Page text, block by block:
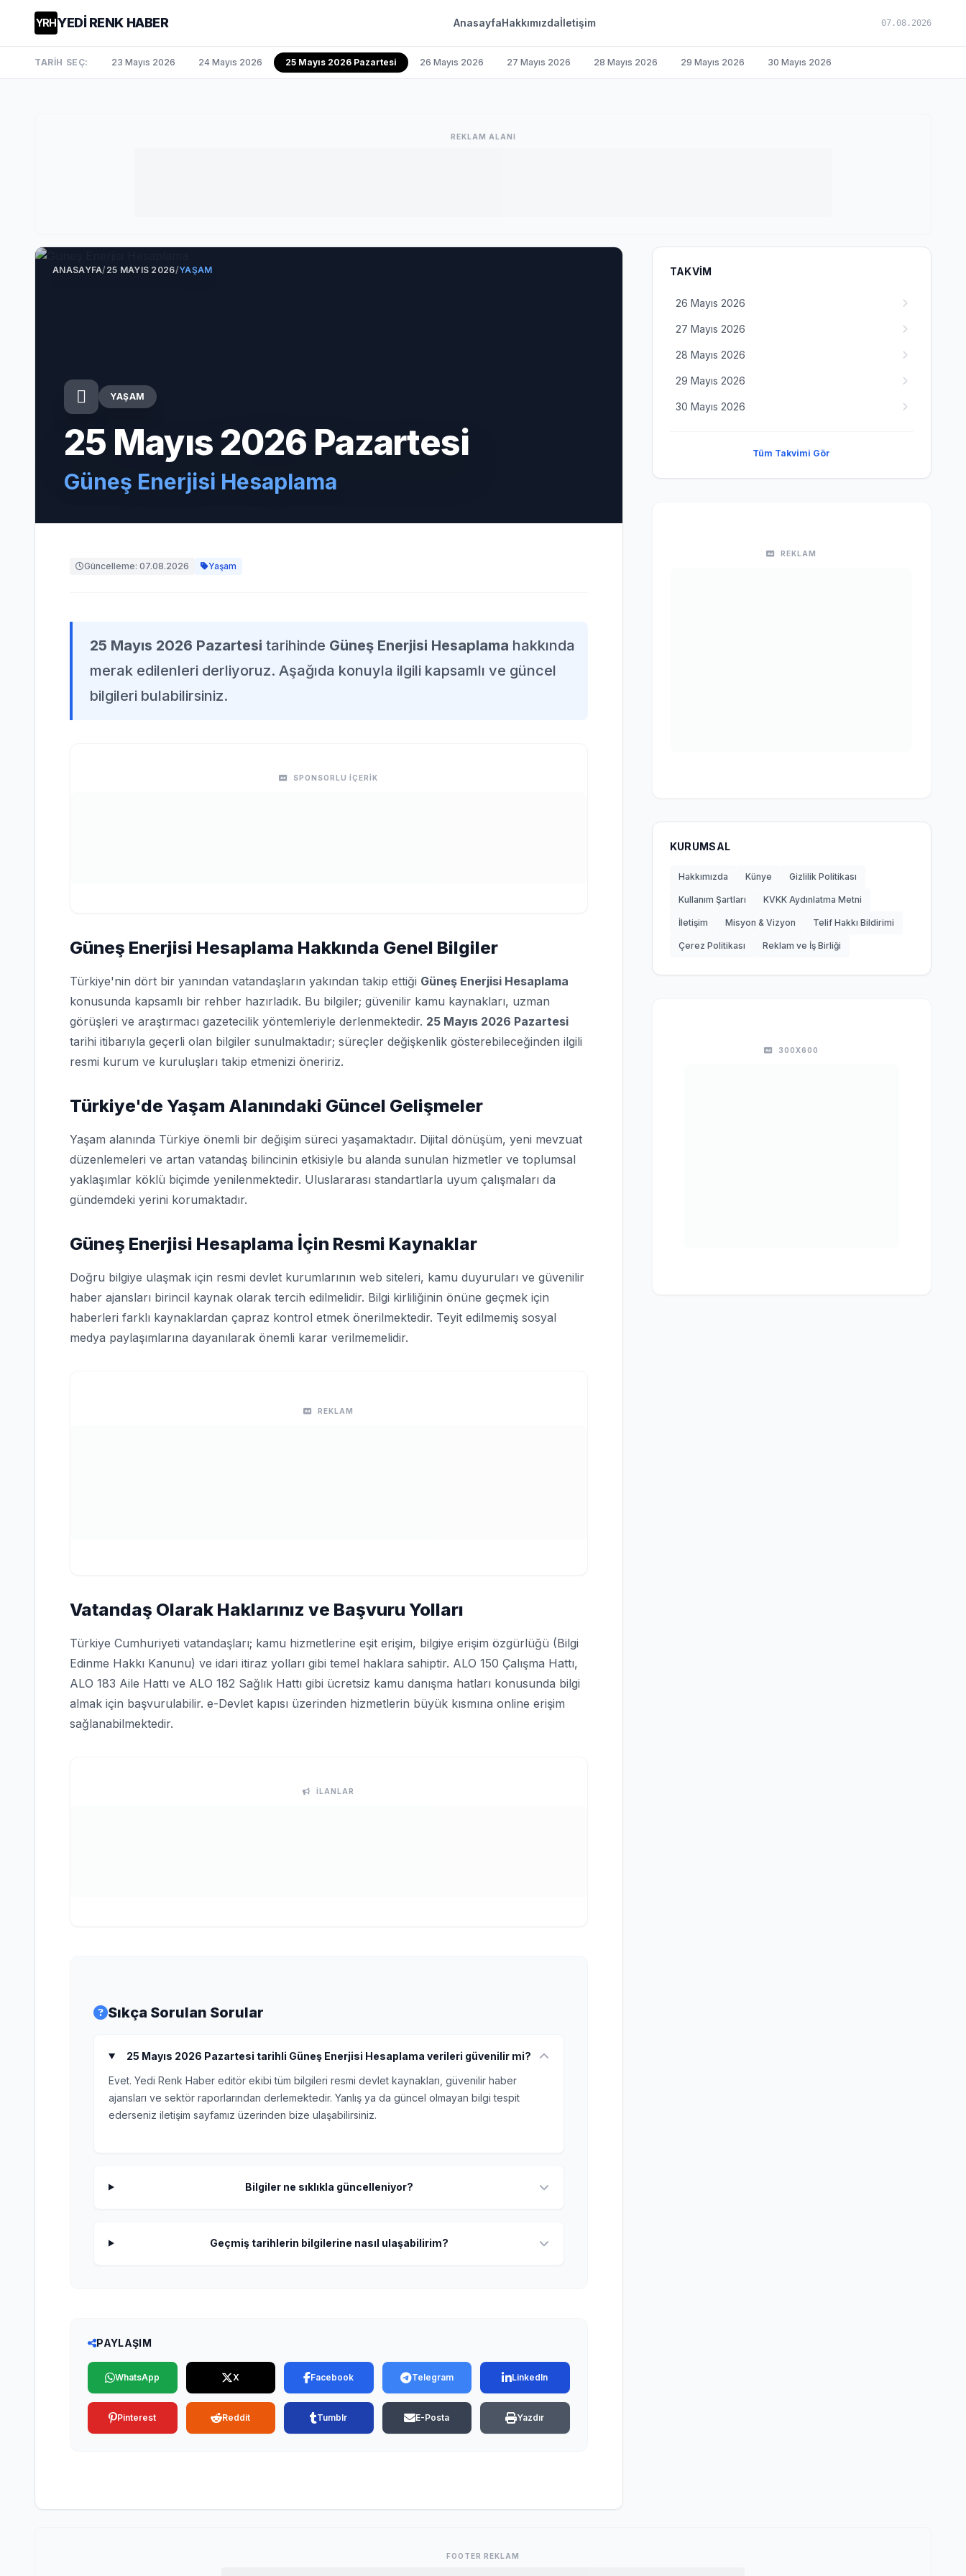
YRHYEDİ RENK HABER AnasayfaHakkımızdaİletişim 07.08.2026
TARİH SEÇ: 23 Mayıs 2026 24 Mayıs 2026 25 Mayıs 2026 Pazartesi 26 Mayıs 2026 27 Mayıs 2026 28 Mayıs 2026 29 Mayıs 2026 30 Mayıs 2026
REKLAM ALANI
ANASAYFA/25 MAYIS 2026/YAŞAM
YAŞAM
25 Mayıs 2026 Pazartesi
Güneş Enerjisi Hesaplama
Güncelleme: 07.08.2026 Yaşam
25 Mayıs 2026 Pazartesi tarihinde Güneş Enerjisi Hesaplama hakkında
merak edilenleri derliyoruz. Aşağıda konuyla ilgili kapsamlı ve güncel
bilgileri bulabilirsiniz.
SPONSORLU İÇERİK
Güneş Enerjisi Hesaplama Hakkında Genel Bilgiler
Türkiye'nin dört bir yanından vatandaşların yakından takip ettiği Güneş Enerjisi Hesaplama
konusunda kapsamlı bir rehber hazırladık. Bu bilgiler; güvenilir kamu kaynakları, uzman
görüşleri ve araştırmacı gazetecilik yöntemleriyle derlenmektedir. 25 Mayıs 2026 Pazartesi
tarihi itibarıyla geçerli olan bilgiler sunulmaktadır; süreçler değişkenlik gösterebileceğinden ilgili
resmi kurum ve kuruluşları takip etmenizi öneririz.
Türkiye'de Yaşam Alanındaki Güncel Gelişmeler
Yaşam alanında Türkiye önemli bir değişim süreci yaşamaktadır. Dijital dönüşüm, yeni mevzuat
düzenlemeleri ve artan vatandaş bilincinin etkisiyle bu alanda sunulan hizmetler ve toplumsal
yaklaşımlar köklü biçimde yenilenmektedir. Uluslararası standartlarla uyum çalışmaları da
gündemdeki yerini korumaktadır.
Güneş Enerjisi Hesaplama İçin Resmi Kaynaklar
Doğru bilgiye ulaşmak için resmi devlet kurumlarının web siteleri, kamu duyuruları ve güvenilir
haber ajansları birincil kaynak olarak tercih edilmelidir. Bilgi kirliliğinin önüne geçmek için
haberleri farklı kaynaklardan çapraz kontrol etmek önerilmektedir. Teyit edilmemiş sosyal
medya paylaşımlarına dayanılarak önemli karar verilmemelidir.
REKLAM
Vatandaş Olarak Haklarınız ve Başvuru Yolları
Türkiye Cumhuriyeti vatandaşları; kamu hizmetlerine eşit erişim, bilgiye erişim özgürlüğü (Bilgi
Edinme Hakkı Kanunu) ve idari itiraz yolları gibi temel haklara sahiptir. ALO 150 Çalışma Hattı,
ALO 183 Aile Hattı ve ALO 182 Sağlık Hattı gibi ücretsiz kamu danışma hatları konusunda bilgi
almak için başvurulabilir. e-Devlet kapısı üzerinden hizmetlerin büyük kısmına online erişim
sağlanabilmektedir.
İLANLAR
Sıkça Sorulan Sorular
25 Mayıs 2026 Pazartesi tarihli Güneş Enerjisi Hesaplama verileri güvenilir mi?
Evet. Yedi Renk Haber editör ekibi tüm bilgileri resmi devlet kaynakları, güvenilir haber
ajansları ve sektör raporlarından derlemektedir. Yanlış ya da güncel olmayan bilgi tespit
ederseniz iletişim sayfamız üzerinden bize ulaşabilirsiniz.
Bilgiler ne sıklıkla güncelleniyor?
Geçmiş tarihlerin bilgilerine nasıl ulaşabilirim?
PAYLAŞIM
WhatsApp X Facebook Telegram LinkedIn
Pinterest Reddit Tumblr E-Posta Yazdır
TAKVIM
26 Mayıs 2026
27 Mayıs 2026
28 Mayıs 2026
29 Mayıs 2026
30 Mayıs 2026
Tüm Takvimi Gör
REKLAM
KURUMSAL
Hakkımızda Künye Gizlilik Politikası
Kullanım Şartları KVKK Aydınlatma Metni
İletişim Misyon & Vizyon Telif Hakkı Bildirimi
Çerez Politikası Reklam ve İş Birliği
300X600
FOOTER REKLAM